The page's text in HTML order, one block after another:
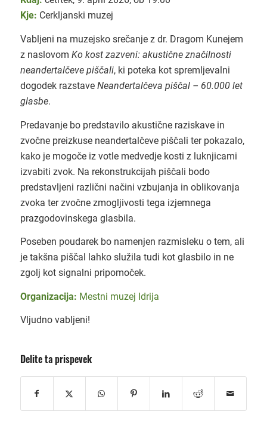
Kje: Cerkljanski muzej
Vabljeni na muzejsko srečanje z dr. Dragom Kunejem
z naslovom Ko kost zazveni: akustične značilnosti
neandertalčeve piščali, ki poteka kot spremljevalni
dogodek razstave Neandertalčeva piščal – 60.000 let
glasbe.
Predavanje bo predstavilo akustične raziskave in
zvočne preizkuse neandertalčeve piščali ter pokazalo,
kako je mogoče iz votle medvedje kosti z luknjicami
izvabiti zvok. Na rekonstrukcijah piščali bodo
predstavljeni različni načini vzbujanja in oblikovanja
zvoka ter zvočne zmogljivosti tega izjemnega
prazgodovinskega glasbila.
Poseben poudarek bo namenjen razmisleku o tem, ali
je takšna piščal lahko služila tudi kot glasbilo in ne
zgolj kot signalni pripomoček.
Organizacija: Mestni muzej Idrija
Vljudno vabljeni!
Delite ta prispevek